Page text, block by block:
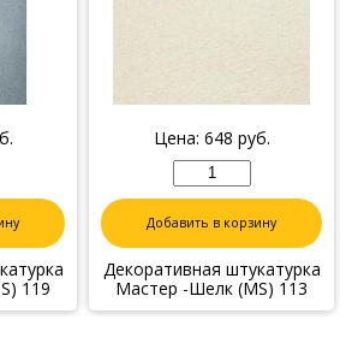
119
Цена: 648 руб.
Добавить в корзину
Декоративная штукатурка
Мастер -Шелк (MS) 113